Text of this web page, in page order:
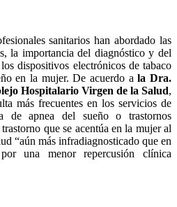
sanitarios han abordado las
la importancia del diagnóstico y del
dispositivos electrónicos de tabaco
en la mujer. De acuerdo ala Dra.
Hospitalario Virgen de la Salud,
más frecuentes en los servicios de
de apnea del sueño o trastornos
que se acentúa en la mujer al
“aún más infradiagnosticado que en
una menor repercusión clínica